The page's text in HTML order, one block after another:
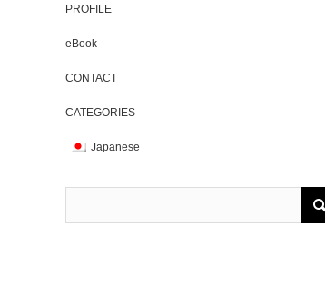
PROFILE
eBook
CONTACT
CATEGORIES
Japanese